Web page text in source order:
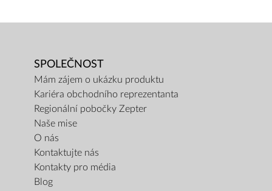
SPOLEČNOST
Mám zájem o ukázku produktu
Kariéra obchodního reprezentanta
Regionální pobočky Zepter
Naše mise
O nás
Kontaktujte nás
Kontakty pro média
Blog